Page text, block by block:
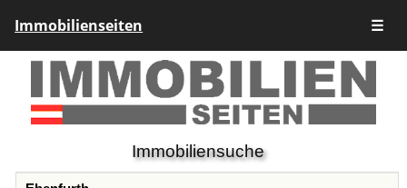
Immobilienseiten ☰
Immobiliensuche